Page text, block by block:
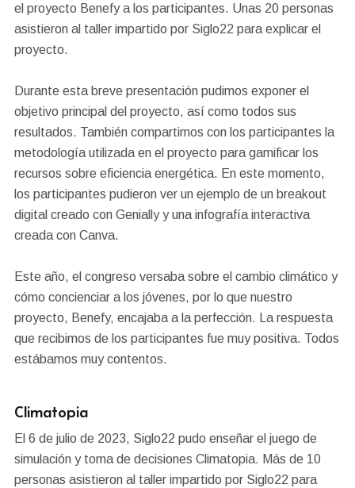
el proyecto Benefy a los participantes. Unas 20 personas
asistieron al taller impartido por Siglo22 para explicar el
proyecto.
Durante esta breve presentación pudimos exponer el
objetivo principal del proyecto, así como todos sus
resultados. También compartimos con los participantes la
metodología utilizada en el proyecto para gamificar los
recursos sobre eficiencia energética. En este momento,
los participantes pudieron ver un ejemplo de un breakout
digital creado con Genially y una infografía interactiva
creada con Canva.
Este año, el congreso versaba sobre el cambio climático y
cómo concienciar a los jóvenes, por lo que nuestro
proyecto, Benefy, encajaba a la perfección. La respuesta
que recibimos de los participantes fue muy positiva. Todos
estábamos muy contentos.
Climatopia
El 6 de julio de 2023, Siglo22 pudo enseñar el juego de
simulación y toma de decisiones Climatopia. Más de 10
personas asistieron al taller impartido por Siglo22 para